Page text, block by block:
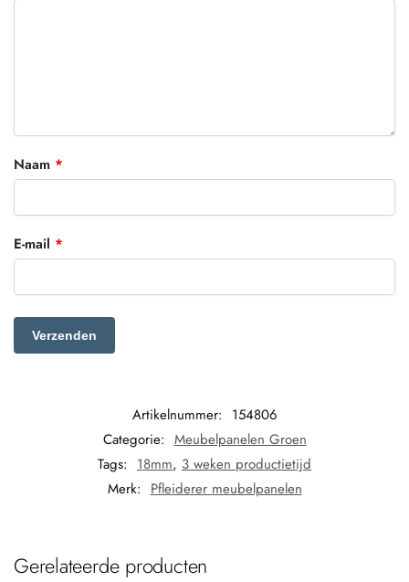
Naam *
E-mail *
Artikelnummer: 154806
Categorie: Meubelpanelen Groen
Tags: 18mm, 3 weken productietijd
Merk: Pfleiderer meubelpanelen
Gerelateerde producten